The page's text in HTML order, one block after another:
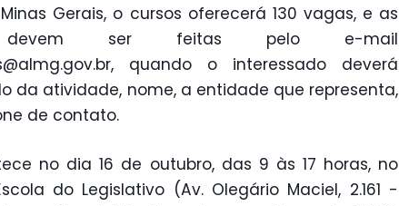
Gerais, o cursos oferecerá 130 vagas, e as
devem ser feitas pelo e-mail
quando o interessado deverá
da atividade, nome, a entidade que representa,
de contato.
no dia 16 de outubro, das 9 às 17 horas, no
do Legislativo (Av. Olegário Maciel, 2.161 -